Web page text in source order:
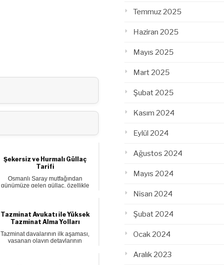
Şekersiz ve Hurmalı Güllaç
Tarifi
Osmanlı Saray mutfağından
günümüze gelen güllaç, özellikle
Tazminat Avukatı ile Yüksek
Tazminat Alma Yolları
Tazminat davalarının ilk aşaması,
yaşanan olayın detaylarının
Temmuz 2025
Haziran 2025
Mayıs 2025
Mart 2025
Şubat 2025
Kasım 2024
Eylül 2024
Ağustos 2024
Mayıs 2024
Nisan 2024
Şubat 2024
Ocak 2024
Aralık 2023